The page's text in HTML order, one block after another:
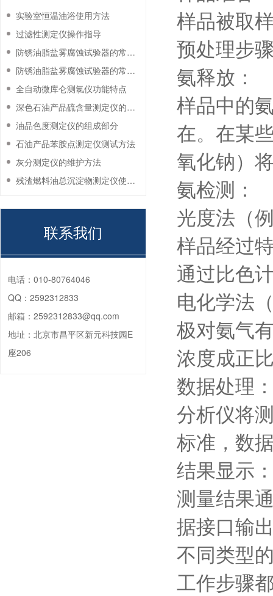
样品被取
预处理步
氨释放：
样品中的
在。在某
氧化钠）
氨检测：
光度法（
样品经过
通过比色
电化学法
极对氨气
浓度成正
数据处理
分析仪将
标准，数
结果显示
测量结果
据接口输
不同类型
工作步骤
实验室恒温油浴使用方法
过滤性测定仪操作指导
防锈油脂盐雾腐蚀试验器的常见故障与解决方法
防锈油脂盐雾腐蚀试验器的常见故障与解决方法
全自动微库仑测氯仪功能特点
深色石油产品硫含量测定仪的工作环境要求
油品色度测定仪的组成部分
石油产品苯胺点测定仪测试方法
灰分测定仪的维护方法
残渣燃料油总沉淀物测定仪使用注意事项
联系我们
电话： 010-80764046
QQ： 2592312833
邮箱： 2592312833@qq.com
地址： 北京市昌平区新元科技园E
座206